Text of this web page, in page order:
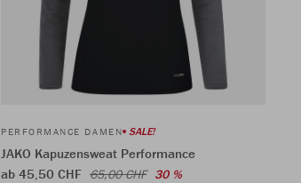
PERFORMANCE DAMEN SALE!
JAKO Kapuzensweat Performance
ab 45,50 CHF 65,00 CHF 30 %